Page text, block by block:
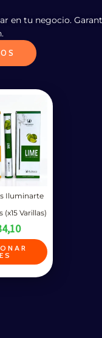
en tu negocio.
Iluminarte
(x15 Varillas)
E